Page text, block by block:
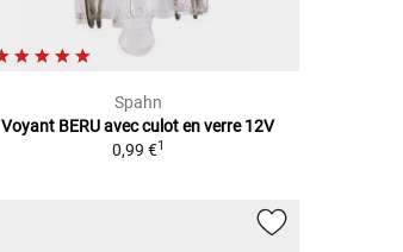
Spahn
Voyant BERU avec culot en verre 12V
0,99 €1